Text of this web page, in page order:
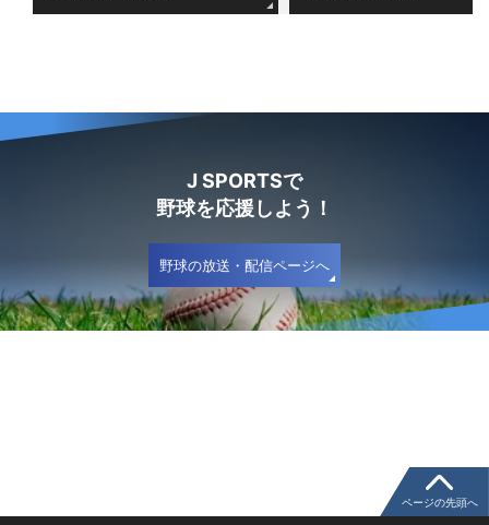
J SPORTSで
野球を応援しよう！
野球の放送・配信ページへ
ページの先頭へ